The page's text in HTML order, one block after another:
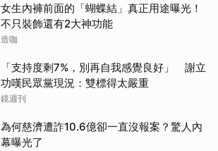
女生內褲前面的「蝴蝶結」真正用途曝光！
不只裝飾還有2大神功能
造咖
「支持度剩7%，別再自我感覺良好」 謝立
功嘆民眾黨現況：雙標得太嚴重
鏡週刊
為何慈濟遭詐10.6億卻一直沒報案？驚人內
幕曝光了